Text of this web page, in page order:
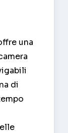
una
di